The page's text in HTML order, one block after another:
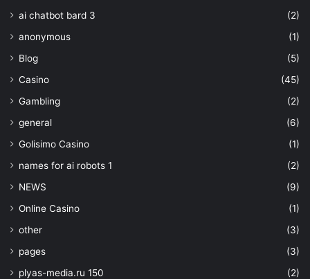
ai chatbot bard 3
(2)
anonymous
(1)
Blog
(5)
Casino
(45)
Gambling
(2)
general
(6)
Golisimo Casino
(1)
names for ai robots 1
(2)
NEWS
(9)
Online Casino
(1)
other
(3)
pages
(3)
plyas-media.ru 150
(2)